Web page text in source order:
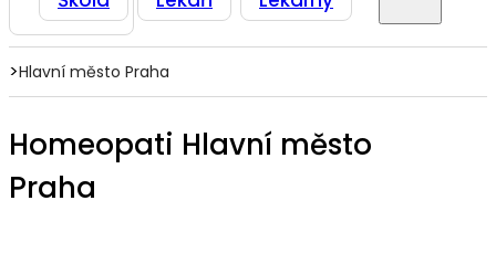
>Hlavní město Praha
Homeopati Hlavní město
Praha